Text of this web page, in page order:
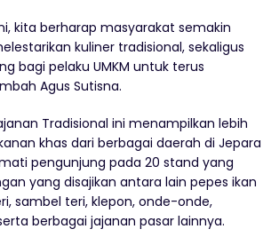
kita berharap masyarakat semakin
kuliner tradisional, sekaligus
bagi pelaku UMKM untuk terus
Agus Sutisna.
Tradisional ini menampilkan lebih
khas dari berbagai daerah di Jepara
pengunjung pada 20 stand yang
yang disajikan antara lain pepes ikan
sambel teri, klepon, onde-onde,
berbagai jajanan pasar lainnya.